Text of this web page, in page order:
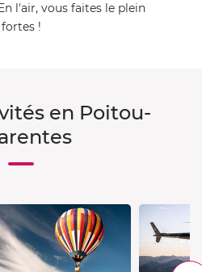
l'air, vous faites le plein
!
en Poitou-